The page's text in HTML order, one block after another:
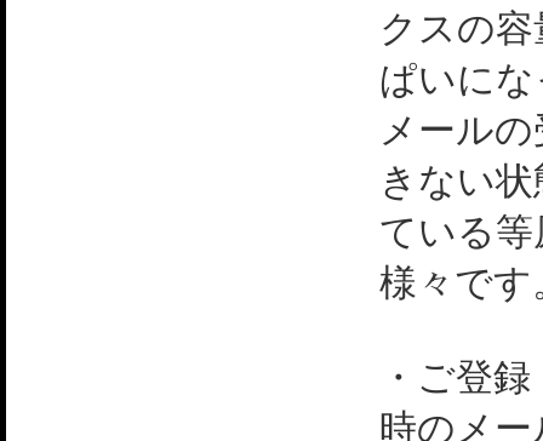
クスの
ぱいに
メール
きない
ている
様々です
・ご登
時のメ